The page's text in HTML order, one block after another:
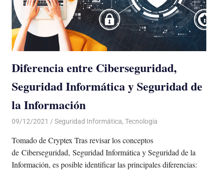
Diferencia entre Ciberseguridad,
Seguridad Informática y Seguridad de
la Información
09/12/2021 De todo un Poco
Seguridad Informática, Tecnología
Tomado de Cryptex Tras revisar los conceptos
de Ciberseguridad, Seguridad Informática y Seguridad de la
Información, es posible identificar las principales diferencias: